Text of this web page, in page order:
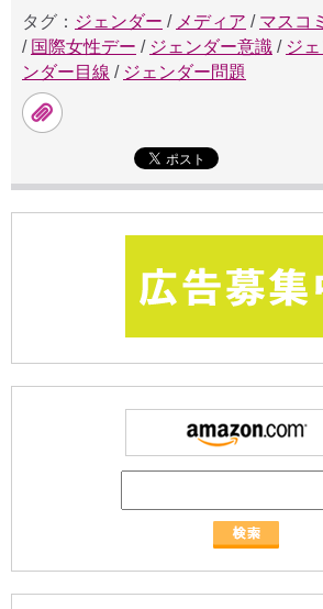
タグ： ジェンダー / メディア / マスコミ
/ 国際女性デー / ジェンダー意識 / ジ
ンダー目線 / ジェンダー問題